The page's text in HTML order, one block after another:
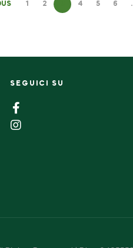
1 2 4 5 6
SEGUICI SU